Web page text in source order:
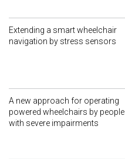
Extending a smart wheelchair
navigation by stress sensors
A new approach for operating
powered wheelchairs by people
with severe impairments